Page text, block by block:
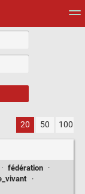
20 50 100
· fédération
·
·